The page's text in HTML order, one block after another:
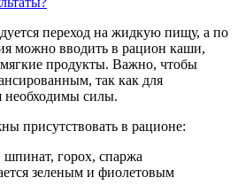
переход на жидкую пищу, а по
можно вводить в рацион каши,
продукты. Важно, чтобы
так как для
необходимы силы.
присутствовать в рационе:
шпинат, горох, спаржа
зеленым и фиолетовым